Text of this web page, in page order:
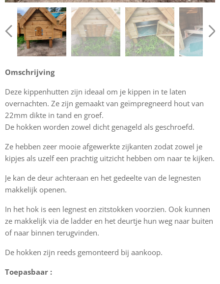
Omschrijving
Deze kippenhutten zijn ideaal om je kippen in te laten
overnachten. Ze zijn gemaakt van geïmpregneerd hout van
22mm dikte in tand en groef.
De hokken worden zowel dicht genageld als geschroefd.
Ze hebben zeer mooie afgewerkte zijkanten zodat zowel je
kipjes als uzelf een prachtig uitzicht hebben om naar te kijken.
Je kan de deur achteraan en het gedeelte van de legnesten
makkelijk openen.
In het hok is een legnest en zitstokken voorzien. Ook kunnen
ze makkelijk via de ladder en het deurtje hun weg naar buiten
of naar binnen terugvinden.
De hokken zijn reeds gemonteerd bij aankoop.
Toepasbaar :